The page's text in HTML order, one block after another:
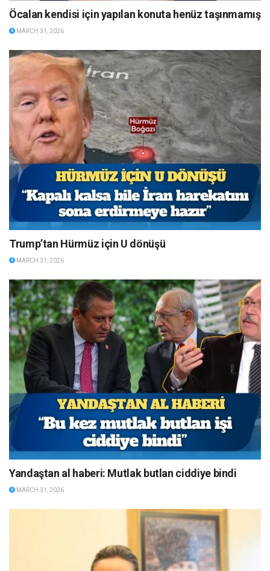
Öcalan kendisi için yapılan konuta henüz taşınmamış
MARCH 31, 2026
Trump’tan Hürmüz için U dönüşü
MARCH 31, 2026
Yandaştan al haberi: Mutlak butlan ciddiye bindi
MARCH 31, 2026